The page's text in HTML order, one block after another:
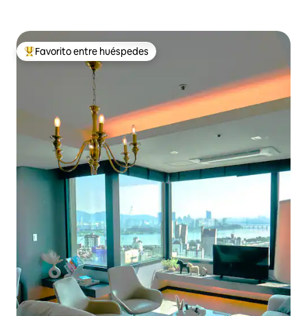
Favorito entre huéspedes preferido
Favorito entre huéspedes